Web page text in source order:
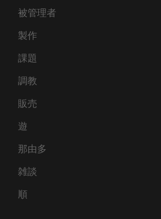
被管理者
製作
課題
調教
販売
遊
那由多
雑談
順